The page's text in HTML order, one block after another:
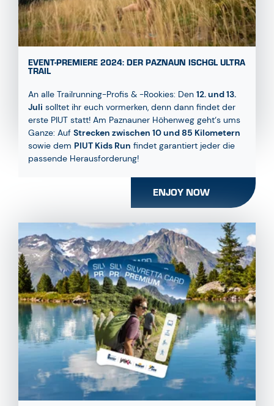
EVENT-PREMIERE 2024: DER PAZNAUN ISCHGL ULTRA
TRAIL
An alle Trailrunning-Profis & -Rookies: Den 12. und 13.
Juli solltet ihr euch vormerken, denn dann findet der
erste PIUT statt! Am Paznauner Höhenweg geht‘s ums
Ganze: Auf Strecken zwischen 10 und 85 Kilometern
sowie dem PIUT Kids Run findet garantiert jeder die
passende Herausforderung!
ENJOY NOW